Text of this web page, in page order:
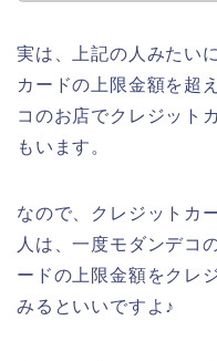
実は、上記の人みたい
カードの上限金額を超
コのお店でクレジット
もいます。
なので、クレジットカ
人は、一度モダンデコ
ードの上限金額をクレ
みるといいですよ♪